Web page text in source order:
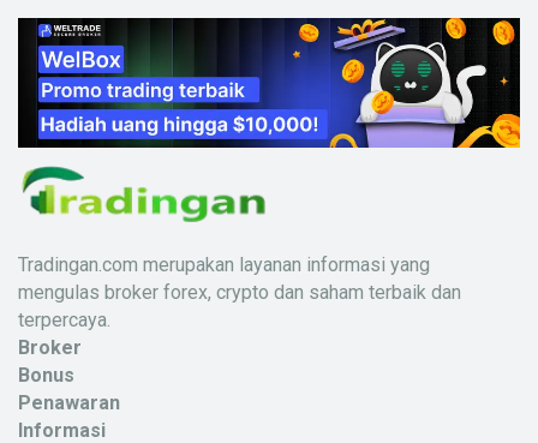
Tradingan.com merupakan layanan informasi yang
mengulas broker forex, crypto dan saham terbaik dan
terpercaya.
Broker
Bonus
Penawaran
Informasi